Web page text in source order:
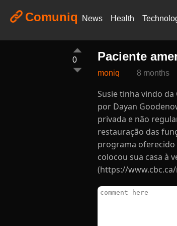
Comuniq News Health
0 Paciente
moniq 8 months
Susie tinha vindo
por Dayan
privada e não
restauração das
programa oferecido
colocou sua casa à
(https://